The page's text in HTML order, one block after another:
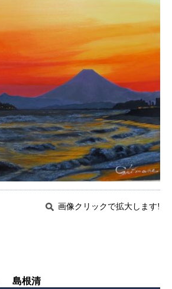
画像クリックで拡大します!
島根清